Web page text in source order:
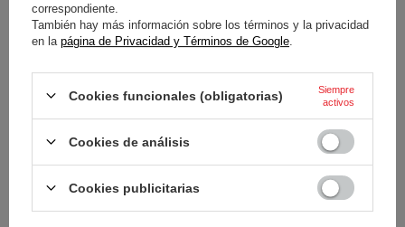
Categoría Botas
Aprobación Aprobación de la FIA
Color Negro
correspondiente.
También hay más información sobre los términos y la privacidad
en la página de Privacidad y Términos de Google
Cookies funcionales (obligatorias)
Siempre
activos
Cookies de análisis
Cookies publicitarias